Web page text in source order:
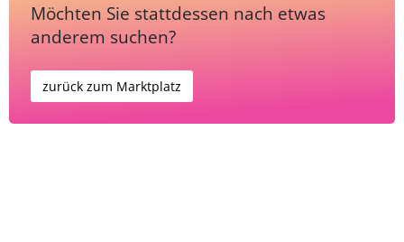
Möchten Sie stattdessen nach etwas
anderem suchen?
zurück zum Marktplatz